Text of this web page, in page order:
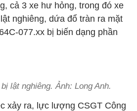
cả 3 xe hư hỏng, trong đó xe
nghiêng, dứa đổ tràn ra mặt
077.xx bị biến dạng phần
lật nghiêng. Ảnh: Long Anh.
xảy ra, lực lượng CSGT Công